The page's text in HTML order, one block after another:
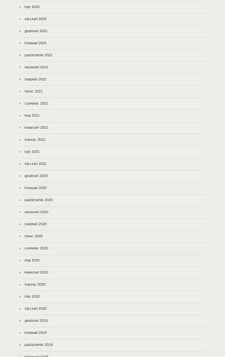
luty 2022
styczeń 2022
grudzień 2021
listopad 2021
październik 2021
wrzesień 2021
sierpień 2021
lipiec 2021
czerwiec 2021
maj 2021
kwiecień 2021
marzec 2021
luty 2021
styczeń 2021
grudzień 2020
listopad 2020
październik 2020
wrzesień 2020
sierpień 2020
lipiec 2020
czerwiec 2020
maj 2020
kwiecień 2020
marzec 2020
luty 2020
styczeń 2020
grudzień 2019
listopad 2019
październik 2019